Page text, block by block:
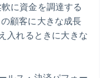
に資金を調達する
顧客に大きな成長
入れるときに大きな